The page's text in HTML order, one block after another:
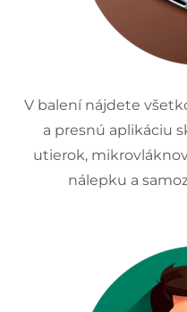
V balení nájdete
a presnú aplikáciu
utierok,
nálepku a